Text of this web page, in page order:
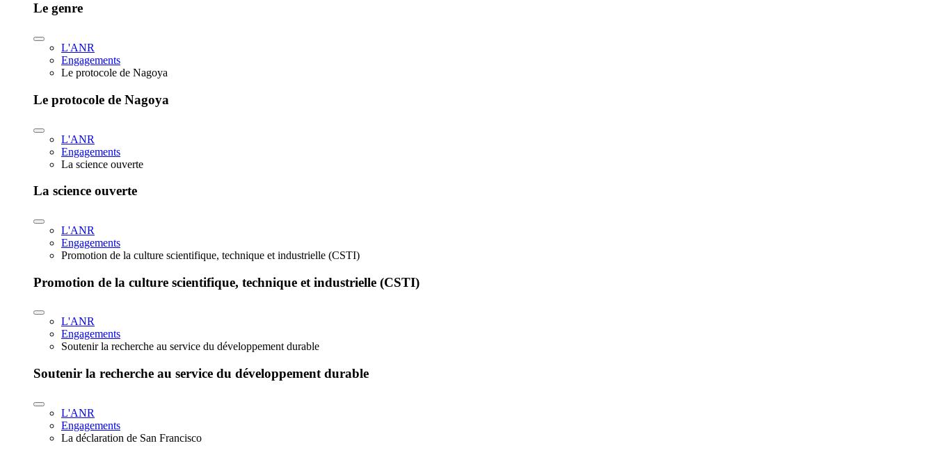
Le genre
L'ANR
Engagements
Le protocole de Nagoya
Le protocole de Nagoya
L'ANR
Engagements
La science ouverte
La science ouverte
L'ANR
Engagements
Promotion de la culture scientifique, technique et industrielle (CSTI)
Promotion de la culture scientifique, technique et industrielle (CSTI)
L'ANR
Engagements
Soutenir la recherche au service du développement durable
Soutenir la recherche au service du développement durable
L'ANR
Engagements
La déclaration de San Francisco